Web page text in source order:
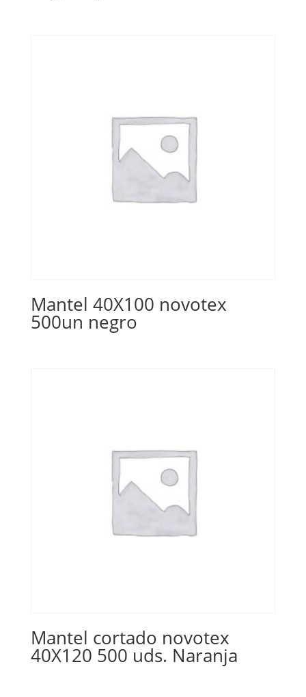
Mantel 40X100 novotex
500un negro
Mantel cortado novotex
40X120 500 uds. Naranja